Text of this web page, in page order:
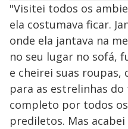
"Visitei todos os
ela costumava ficar.
onde ela jantava na
no seu lugar no sofá,
e cheirei suas roupas,
para as estrelinhas
completo por todos
prediletos. Mas